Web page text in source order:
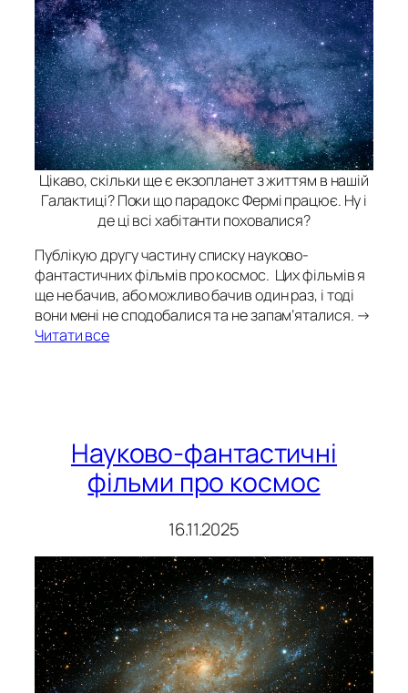
Цікаво, скільки ще є екзопланет з життям в нашій
Галактиці? Поки що парадокс Фермі працює. Ну і
де ці всі хабітанти поховалися?
Публікую другу частину списку науково-
фантастичних фільмів про космос. Цих фільмів я
ще не бачив, або можливо бачив один раз, і тоді
вони мені не сподобалися та не запам’яталися. →
Читати все
Науково-фантастичні
фільми про космос
16.11.2025